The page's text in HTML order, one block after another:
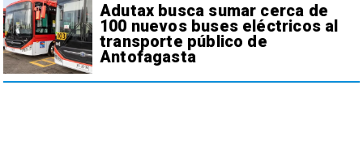
Adutax busca sumar cerca de
100 nuevos buses eléctricos al
transporte público de
Antofagasta